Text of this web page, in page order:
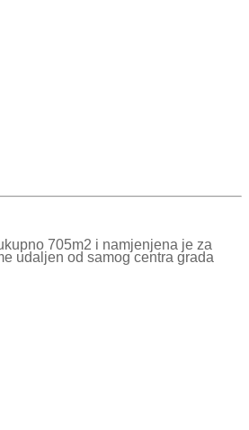
705m2 i namjenjena je za
udaljen od samog centra grada